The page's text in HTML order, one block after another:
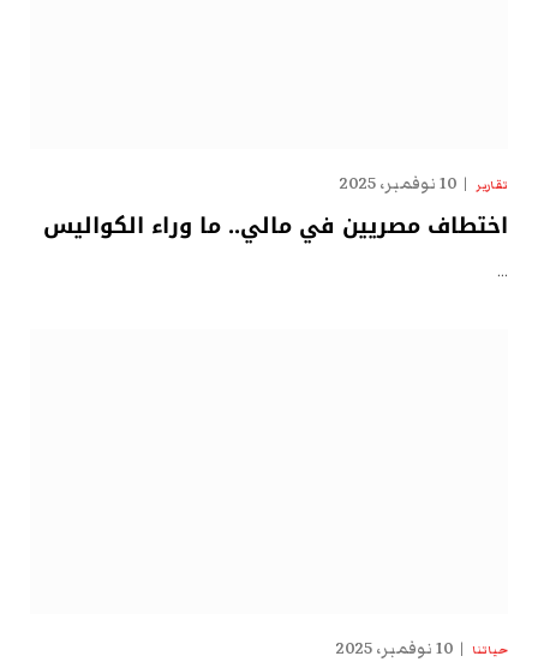
تقارير 10 نوفمبر، 2025
اختطاف مصريين في مالي.. ما وراء الكواليس
…
حياتنا 10 نوفمبر، 2025